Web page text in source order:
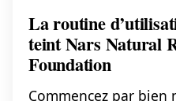
La routine
teint Nars Natural
Foundation
Commencez par